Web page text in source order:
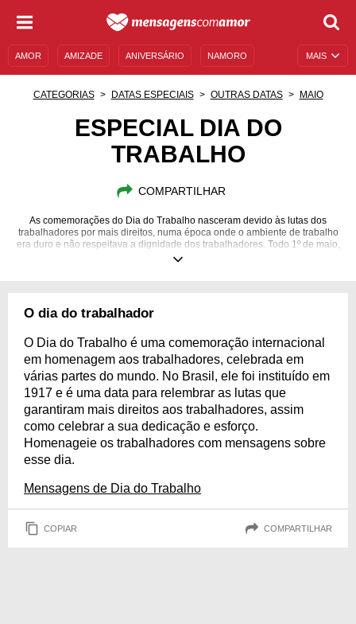
MAIS
AMOR AMIZADE ANIVERSÁRIO NAMORO
MENSAGENS E FRASES MENSAGENS DE ANIVERSÁRIO
CATEGORIAS DATAS ESPECIAIS OUTRAS DATAS MAIO
ESPECIAL DIA DO
TRABALHO
COMPARTILHAR
As comemorações do Dia do Trabalho nasceram devido às lutas dos
trabalhadores por mais direitos, numa época onde o ambiente de trabalho
era duro e não respeitava a dignidade dos trabalhadores. Todo 1º de maio,
portanto, é uma data para relembrar essa luta e também para celebrar as
otimista no ambiente de trabalho. Celebre essa data de diferentes formas
O dia do trabalhador
O Dia do Trabalho é uma comemoração internacional
em homenagem aos trabalhadores, celebrada em
várias partes do mundo. No Brasil, ele foi instituído em
1917 e é uma data para relembrar as lutas que
garantiram mais direitos aos trabalhadores, assim
como celebrar a sua dedicação e esforço.
Homenageie os trabalhadores com mensagens sobre
esse dia.
Mensagens de Dia do Trabalho
COPIAR COMPARTILHAR